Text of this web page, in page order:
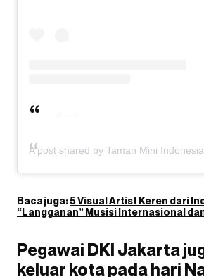
A post shared by Taman Mini Indonesia
Baca juga:5 Visual Artist Keren dari
“Langganan” Musisi Internasional
Pegawai DKI Jakarta
keluar kota pada hari